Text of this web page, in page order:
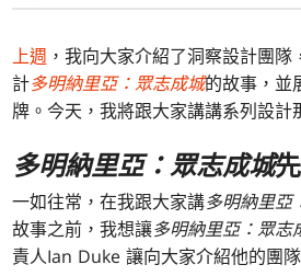
上週 ，我向大家介紹了洞察設計團
計多明納里亞：眾志成城的故事，並
牌。今天，我將跟大家講講系列設計
多明納里亞：眾志成城
一如往常，在我跟大家講多明納里亞
故事之前，我想讓多明納里亞：眾志
責人Ian Duke 讓向大家介紹他的團